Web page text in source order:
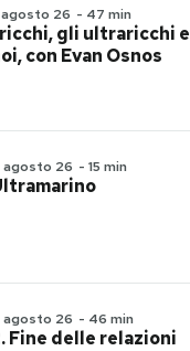
agosto 26 - 47 min
gli ultraricchi e
con Evan Osnos
agosto 26 - 15 min
agosto 26 - 46 min
Fine delle relazioni